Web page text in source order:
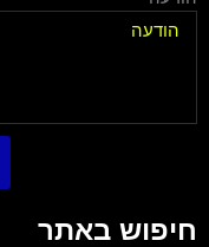
חיפוש באתר